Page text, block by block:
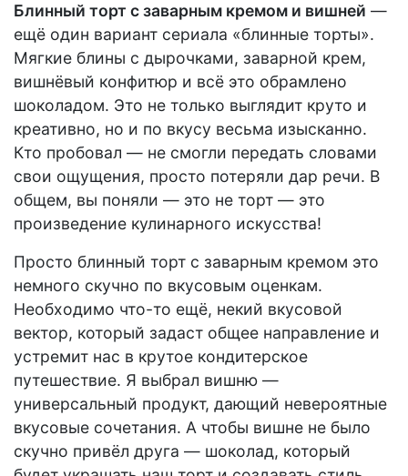
Блинный торт с заварным кремом и вишней —
ещё один вариант сериала «блинные торты».
Мягкие блины с дырочками, заварной крем,
вишнёвый конфитюр и всё это обрамлено
шоколадом. Это не только выглядит круто и
креативно, но и по вкусу весьма изысканно.
Кто пробовал — не смогли передать словами
свои ощущения, просто потеряли дар речи. В
общем, вы поняли — это не торт — это
произведение кулинарного искусства!
Просто блинный торт с заварным кремом это
немного скучно по вкусовым оценкам.
Необходимо что-то ещё, некий вкусовой
вектор, который задаст общее направление и
устремит нас в крутое кондитерское
путешествие. Я выбрал вишню —
универсальный продукт, дающий невероятные
вкусовые сочетания. А чтобы вишне не было
скучно привёл друга — шоколад, который